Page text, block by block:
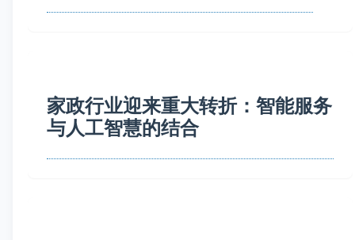
家政行业迎来重大转折：智能服务
与人工智慧的结合